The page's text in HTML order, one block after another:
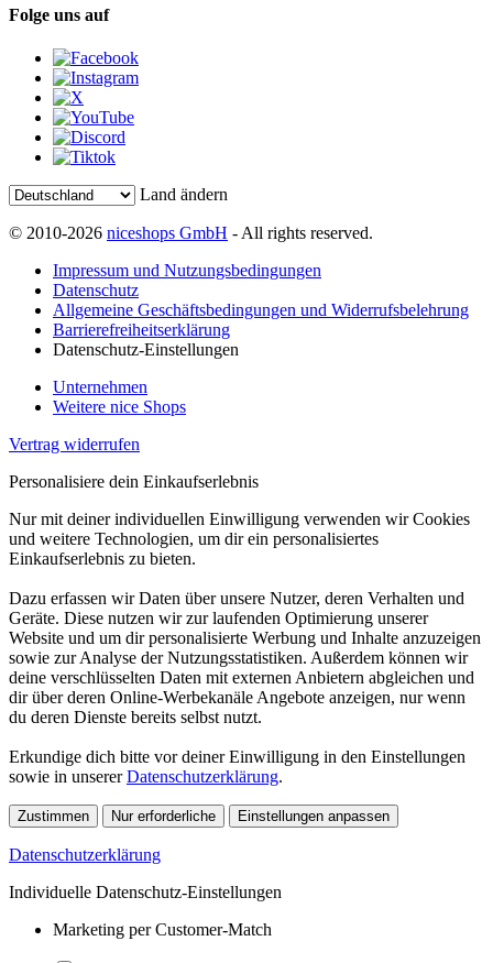
Folge uns auf
Land ändern
© 2010-2026 niceshops GmbH - All rights reserved.
Impressum und Nutzungsbedingungen
Datenschutz
Allgemeine Geschäftsbedingungen und Widerrufsbelehrung
Barrierefreiheitserklärung
Datenschutz-Einstellungen
Unternehmen
Weitere nice Shops
Vertrag widerrufen
Personalisiere dein Einkaufserlebnis
Nur mit deiner individuellen Einwilligung verwenden wir Cookies
und weitere Technologien, um dir ein personalisiertes
Einkaufserlebnis zu bieten.
Dazu erfassen wir Daten über unsere Nutzer, deren Verhalten und
Geräte. Diese nutzen wir zur laufenden Optimierung unserer
Website und um dir personalisierte Werbung und Inhalte anzuzeigen
sowie zur Analyse der Nutzungsstatistiken. Außerdem können wir
deine verschlüsselten Daten mit externen Anbietern abgleichen und
dir über deren Online-Werbekanäle Angebote anzeigen, nur wenn
du deren Dienste bereits selbst nutzt.
Erkundige dich bitte vor deiner Einwilligung in den Einstellungen
sowie in unsererDatenschutzerklärung.
Zustimmen Nur erforderliche Einstellungen anpassen
Datenschutzerklärung
Individuelle Datenschutz-Einstellungen
Marketing per Customer-Match